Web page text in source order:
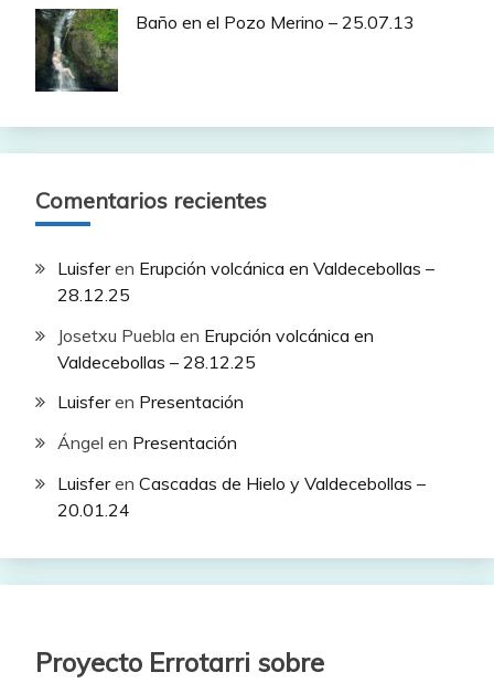
Baño en el Pozo Merino – 25.07.13
Comentarios recientes
Luisferen Erupción volcánica en Valdecebollas –
28.12.25
Josetxu Puebla en Erupción volcánica en
Valdecebollas – 28.12.25
Luisferen Presentación
Ángel en Presentación
Luisferen Cascadas de Hielo y Valdecebollas –
20.01.24
Proyecto Errotarri sobre